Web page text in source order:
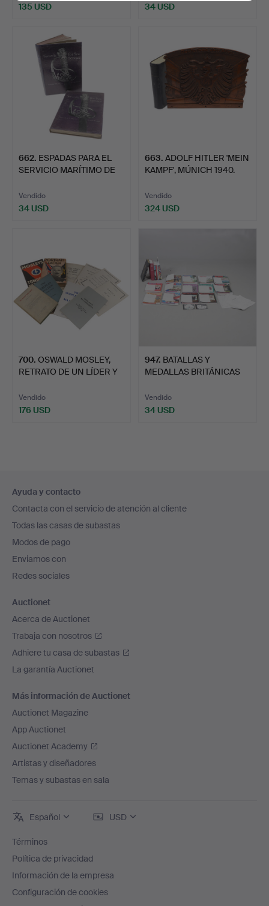
135 USD 34 USD
662. ESPADAS PARA EL
SERVICIO MARÍTIMO DE
Vendido
34 USD
663. ADOLF HITLER 'MEIN
KAMPF', MÚNICH 1940.
Vendido
324 USD
700. OSWALD MOSLEY,
RETRATO DE UN LÍDER Y
Vendido
176 USD
947. BATALLAS Y
MEDALLAS BRITÁNICAS
Vendido
34 USD
en
el
pie
de
página
Ayuda y contacto
Contacta con el servicio de atención al cliente
Todas las casas de subastas
Modos de pago
Enviamos con
Redes sociales
Auctionet
Acerca de Auctionet
Trabaja con nosotros
Adhiere tu casa de subastas
La garantía Auctionet
Más información de Auctionet
Auctionet Magazine
App Auctionet
Auctionet Academy
Artistas y diseñadores
Temas y subastas en sala
Español USD
Términos
Política de privacidad
Información de la empresa
Configuración de cookies